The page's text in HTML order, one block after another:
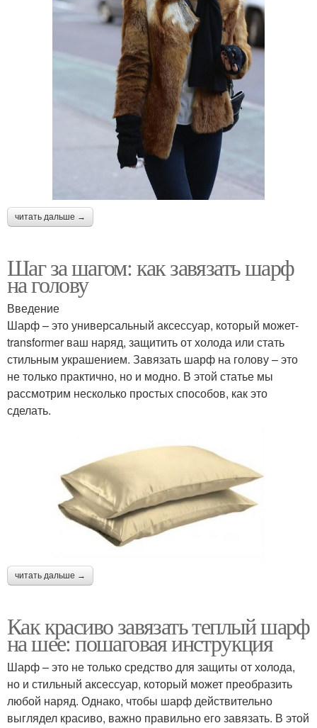
читать дальше →
Шаг за шагом: как завязать шарф
на голову
Введение
Шарф – это универсальный аксессуар, который может-
transformer ваш наряд, защитить от холода или стать
стильным украшением. Завязать шарф на голову – это
не только практично, но и модно. В этой статье мы
рассмотрим несколько простых способов, как это
сделать.
читать дальше →
Как красиво завязать теплый шарф
на шее: пошаговая инструкция
Шарф – это не только средство для защиты от холода,
но и стильный аксессуар, который может преобразить
любой наряд. Однако, чтобы шарф действительно
выглядел красиво, важно правильно его завязать. В этой